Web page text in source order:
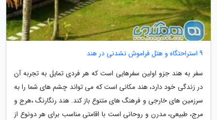
9 استراحتگاه و هتل فراموش نشدنی در هند
سفر به هند جزو اولین سفرهایی است که هر فردی تمایل به تجربه آن
در زندگی خود دارد، هند مکانی است که می تواند چشم های شما را به
سرزمین های خارجی و فرهنگ های متنوع باز کند. هند رنگارنگ ،هرج و
مرج، طبیعی، مدرن و روحانی است با اقامتی مناسب برای هر دونوع از